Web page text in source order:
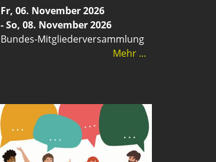
Fr, 06. November 2026
- So, 08. November 2026
Bundes-Mitgliederversammlung
Mehr ...